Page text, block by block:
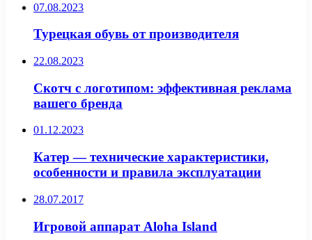
07.08.2023
Турецкая обувь от производителя
22.08.2023
Скотч с логотипом: эффективная реклама
вашего бренда
01.12.2023
Катер — технические характеристики,
особенности и правила эксплуатации
28.07.2017
Игровой аппарат Aloha Island